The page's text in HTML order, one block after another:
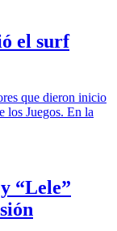
el surf
que dieron inicio
los Juegos. En la
“Lele”